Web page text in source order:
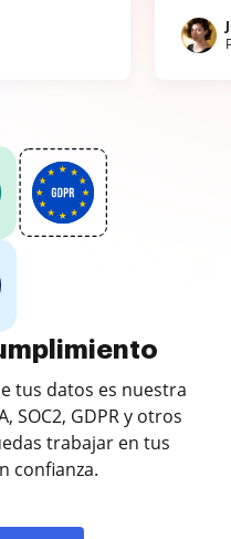
tus datos es nuestra
SOC2, GDPR y otros
trabajar en tus
confianza.